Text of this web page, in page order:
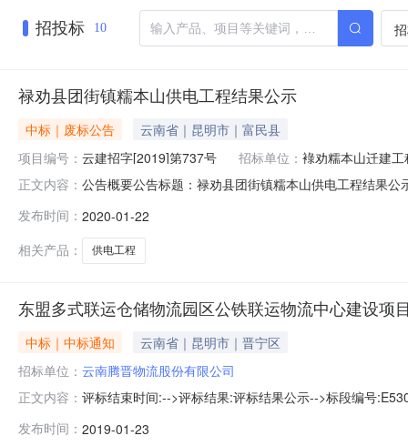
招投标 10
禄劝县团街镇糯本山供电工程结果公示
中标｜废标公告
云南省｜昆明市｜富民县
项目编号： 云建招字[2019]第737号 招标单位： 䘵劝糯本山迁建
正文内容： 公告概要公告标题：禄劝县团街镇糯本山供电工程结果
[2003]857号文规定的工程类标准下浮30%收取收费金额
发布时间： 2020-01-22
相关产品：
供电工程
东盟多式联运仓储物流园区公铁联运物流中心建设
中标｜中标通知
云南省｜昆明市｜晋宁区
招标单位： 云南腾晋物流股份有限公司
正文内容： 评标结束时间:-->评标结果:评标结果公示-->标段编号
工开标时间2019-01-2209:30开标地点昆明市公共资源交
发布时间： 2019-01-23